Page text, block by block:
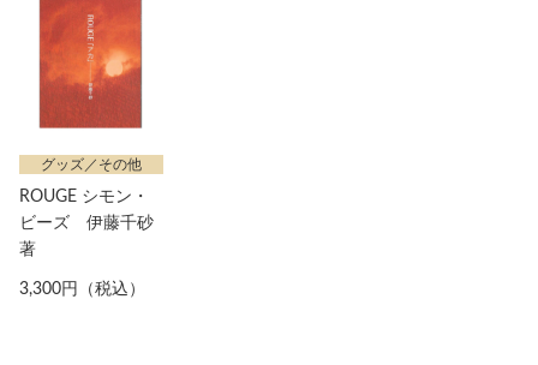
グッズ／その他
ROUGE シモン・
ビーズ 伊藤千砂
著
3,300円（税込）